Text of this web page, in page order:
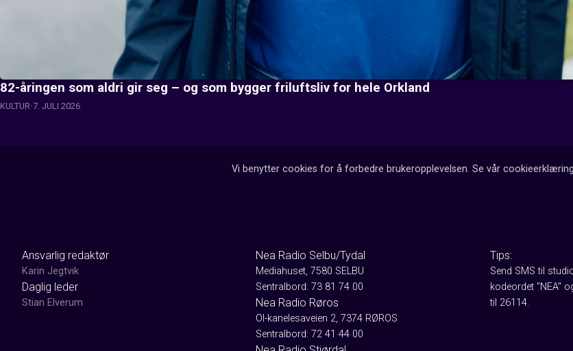
82-åringen som aldri gir seg – og som bygger friluftsliv for hele Orkland
KULTUR 7. JULI 2026
Vi benytter cookies for å forbedre brukeropplevelsen. Se vår
Ansvarlig redaktør
Karin Jegtvik
Daglig leder
Stian Elverum
Nea Radio Selbu/Tydal
Mediahuset, 7580 SELBU
Sentralbord: 73 81 74 00
Nea Radio Røros
Ol-kanelesaveien 2, 7374 RØROS
Sentralbord: 72 41 44 00
Tips:
Send SMS til
kodeordet "NEA"
til 26114.